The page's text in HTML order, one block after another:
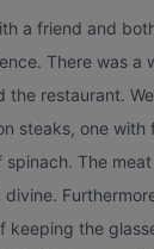
a friend and
There was a
the restaurant.
steaks, one with
spinach. The
keeping the